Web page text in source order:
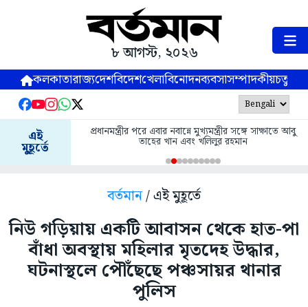
৮ আগস্ট, ২০২৬
কলকাতারাজ্যদেশবিদেশখেলাবিনোদনব্যবসাসম্পাদকীয়
এই
মুহূর্তে
প্রধানমন্ত্রীর পরে এবার নবান্নে মুখ্যমন্ত্রীর সঙ্গে সাক্ষাতে আবু
তাহের খান এবং খলিলুর রহমান
বর্তমান/ এই মুহূর্তে
নিউ গড়িয়ায় একটি আবাসন থেকে হাত-পা
বাঁধা অবস্থায় মহিলার মৃতদেহ উদ্ধার,
ঘটনাস্থলে পৌঁছেছে পঞ্চসায়র থানার
পুলিস